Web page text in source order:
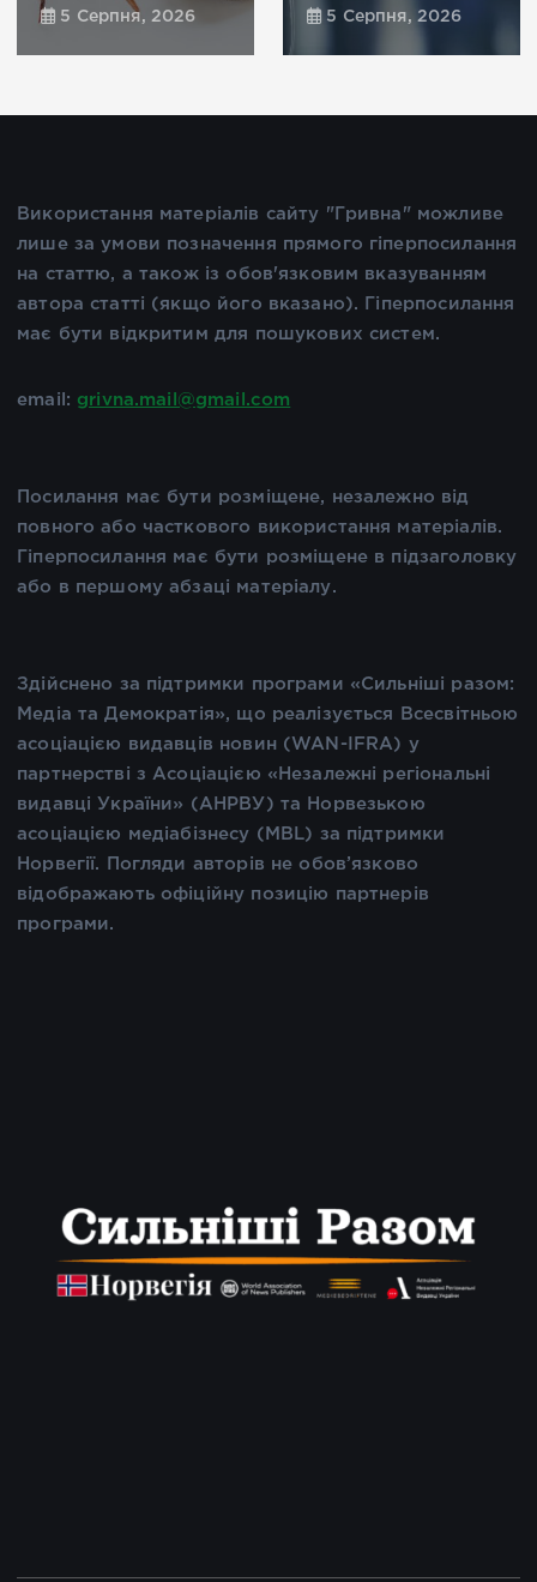
5 Серпня, 2026 5 Серпня, 2026
Використання матеріалів сайту "Гривна" можливе
лише за умови позначення прямого гіперпосилання
на статтю, а також із обов'язковим вказуванням
автора статті (якщо його вказано). Гіперпосилання
має бути відкритим для пошукових систем.
email: grivna.mail@gmail.com
Посилання має бути розміщене, незалежно від
повного або часткового використання матеріалів.
Гіперпосилання має бути розміщене в підзаголовку
або в першому абзаці матеріалу.
Здійснено за підтримки програми «Сильніші разом:
Медіа та Демократія», що реалізується Всесвітньою
асоціацією видавців новин (WAN-IFRA) у
партнерстві з Асоціацією «Незалежні регіональні
видавці України» (АНРВУ) та Норвезькою
асоціацією медіабізнесу (MBL) за підтримки
Норвегії. Погляди авторів не обов’язково
відображають офіційну позицію партнерів
програми.